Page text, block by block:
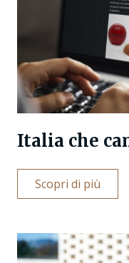
Italia che
Scopri di più